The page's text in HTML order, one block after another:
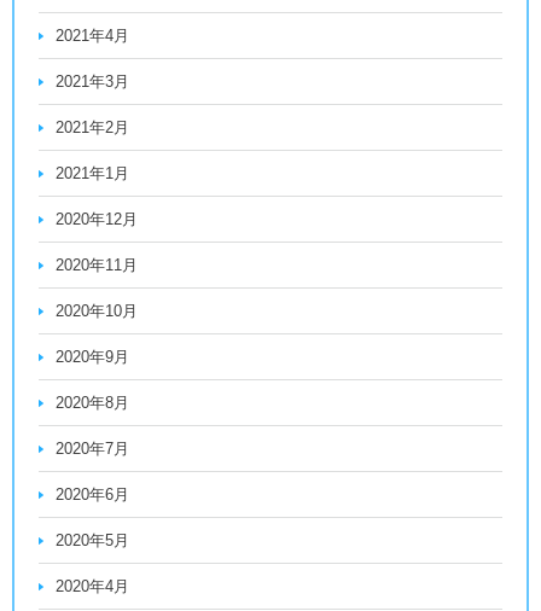
2021年4月
2021年3月
2021年2月
2021年1月
2020年12月
2020年11月
2020年10月
2020年9月
2020年8月
2020年7月
2020年6月
2020年5月
2020年4月